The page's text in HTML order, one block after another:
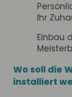
Ihr
Einbau
Wo soll die
installiert